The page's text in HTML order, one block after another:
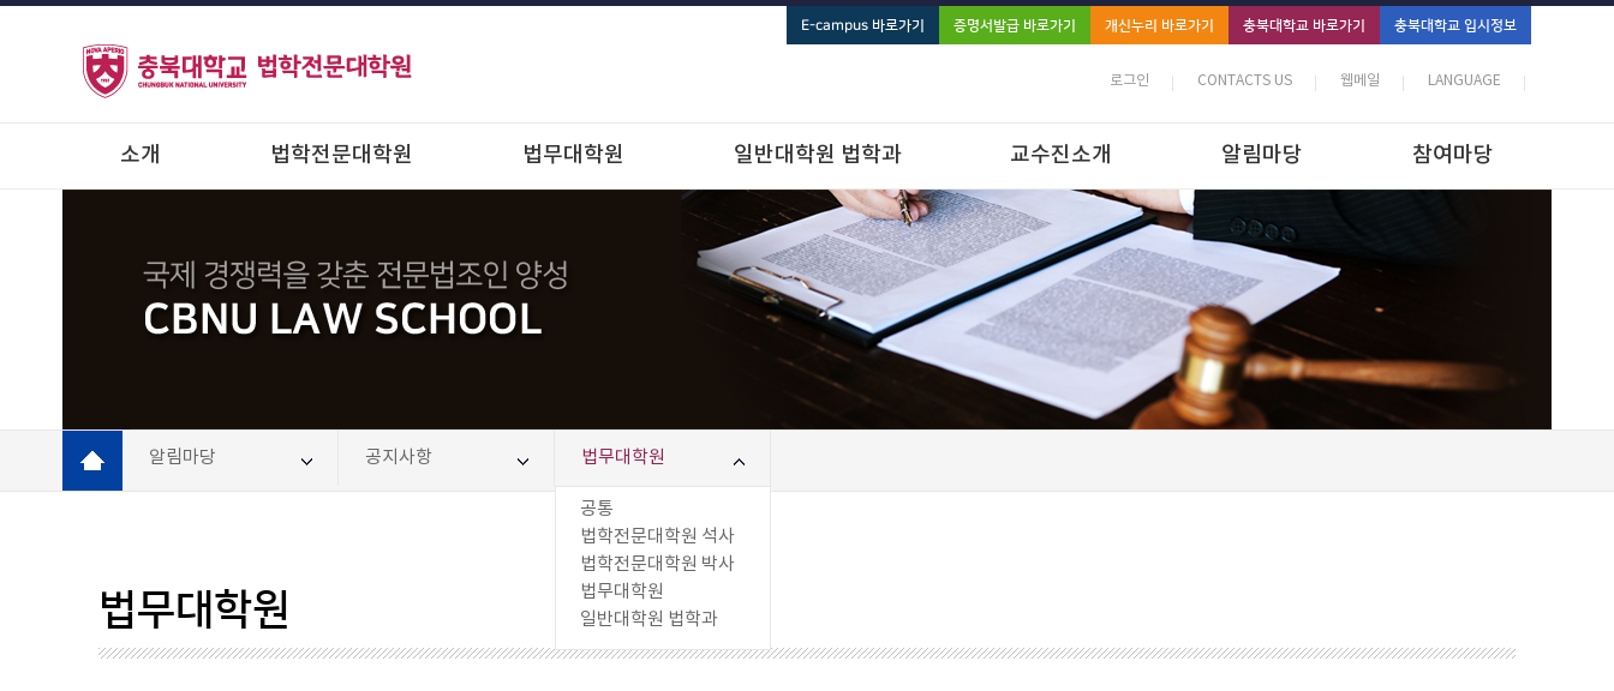
E-campus 바로가기 증명서발급 바로가기 개신누리 바로가기 충북대학교 바로가기 충북대학교 입시정보
로그인 CONTACTS US 웹메일 LANGUAGE
소개 법학전문대학원 법무대학원 일반대학원 법학과 교수진소개 알림마당 참여마당
알림마당 공지사항 법무대학원
공통
법학전문대학원 석사
법학전문대학원 박사
법무대학원
일반대학원 법학과
법무대학원